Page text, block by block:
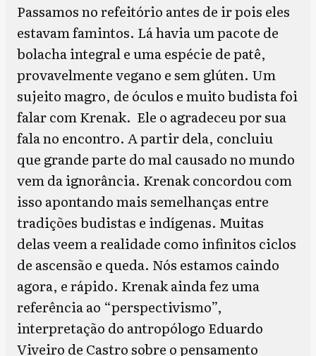
Passamos no refeitório antes de ir pois eles
estavam famintos. Lá havia um pacote de
bolacha integral e uma espécie de patê,
provavelmente vegano e sem glúten. Um
sujeito magro, de óculos e muito budista foi
falar com Krenak. Ele o agradeceu por sua
fala no encontro. A partir dela, concluiu
que grande parte do mal causado no mundo
vem da ignorância. Krenak concordou com
isso apontando mais semelhanças entre
tradições budistas e indígenas. Muitas
delas veem a realidade como infinitos ciclos
de ascensão e queda. Nós estamos caindo
agora, e rápido. Krenak ainda fez uma
referência ao “perspectivismo”,
interpretação do antropólogo Eduardo
Viveiro de Castro sobre o pensamento